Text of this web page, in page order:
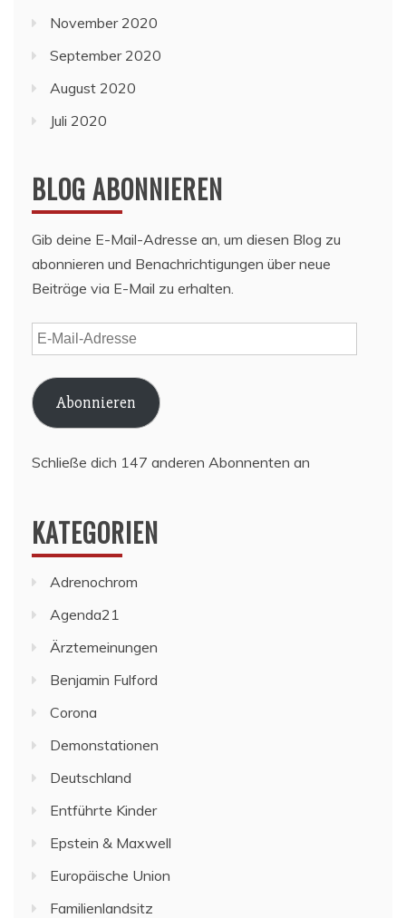
November 2020
September 2020
August 2020
Juli 2020
BLOG ABONNIEREN
Gib deine E-Mail-Adresse an, um diesen Blog zu
abonnieren und Benachrichtigungen über neue
Beiträge via E-Mail zu erhalten.
E-
Mail-
Adresse
Abonnieren
Schließe dich 147 anderen Abonnenten an
KATEGORIEN
Adrenochrom
Agenda21
Ärztemeinungen
Benjamin Fulford
Corona
Demonstationen
Deutschland
Entführte Kinder
Epstein & Maxwell
Europäische Union
Familienlandsitz